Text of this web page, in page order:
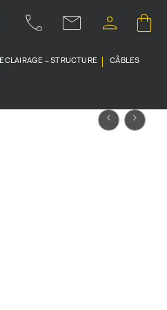
ECLAIRAGE – STRUCTURE CÂBLES